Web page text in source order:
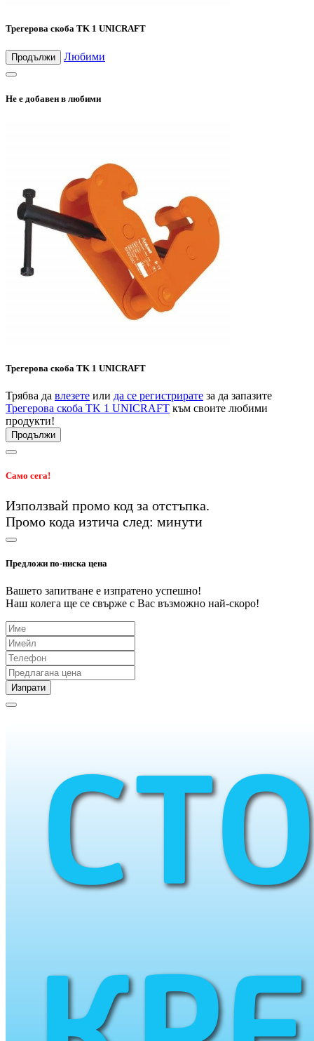
Трегерова скоба TK 1 UNICRAFT
Продължи Любими
Не е добавен в любими
Трегерова скоба TK 1 UNICRAFT
Трябва да влезете или да се регистрирате за да запазите
Трегерова скоба TK 1 UNICRAFT към своите любими
продукти!
Продължи
Само сега!
Използвай промо код за отстъпка.
Промо кода изтича след: минути
Предложи по-ниска цена
Вашето запитване е изпратено успешно!
Наш колега ще се свърже с Вас възможно най-скоро!
Изпрати